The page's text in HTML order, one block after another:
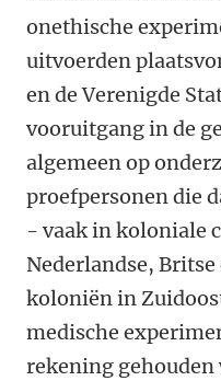
onethische
uitvoerden
en de Verenigde
vooruitgang in de
algemeen op
proefpersonen die
- vaak in koloniale
Nederlandse,
koloniën in
medische
rekening